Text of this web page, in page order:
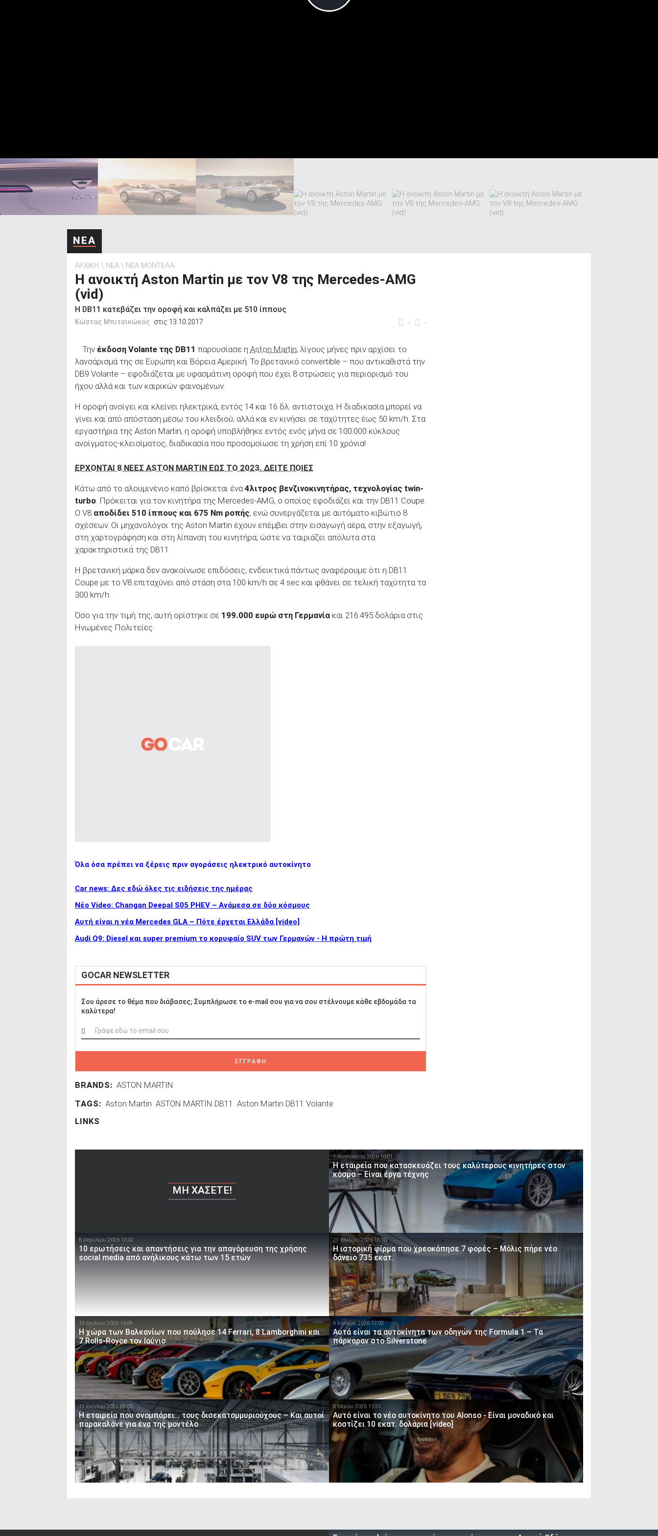
Επιχειρήσεις
ΑΝΑΖΗΤΗΣΗ
ΝΕΑ
ΑΡΧΙΚΗ ΝΕΑ ΝΕΑ ΜΟΝΤΕΛΑ
Η ανοικτή Aston Martin με τον V8 της Mercedes-AMG
(vid)
H DB11 κατεβάζει την οροφή και καλπάζει με 510 ίππους
- -
Κώστας Μπιτσικώκος στις 13.10.2017
Την έκδοση Volante της DB11 παρουσίασε η Aston Martin, λίγους μήνες πριν αρχίσει το
λανσάρισμά της σε Ευρώπη και Βόρεια Αμερική. Το βρετανικό convertible – που αντικαθιστά την
DB9 Volante – εφοδιάζεται με υφασμάτινη οροφή που έχει 8 στρώσεις για περιορισμό του
ήχου αλλά και των καιρικών φαινομένων.
Η οροφή ανοίγει και κλείνει ηλεκτρικά, εντός 14 και 16 δλ. αντίστοιχα. Η διαδικασία μπορεί να
γίνει και από απόσταση μέσω του κλειδιού, αλλά και εν κινήσει σε ταχύτητες έως 50 km/h. Στα
εργαστήρια της Aston Martin, η οροφή υποβλήθηκε εντός ενός μήνα σε 100.000 κύκλους
ανοίγματος-κλεισίματος, διαδικασία που προσομοίωσε τη χρήση επί 10 χρόνια!
EΡΧΟΝΤΑΙ 8 ΝΕΕΣ ASTON MARTIN ΕΩΣ ΤΟ 2023. ΔΕΙΤΕ ΠΟΙΕΣ
Κάτω από το αλουμινένιο καπό βρίσκεται ένα4λιτρος βενζινοκινητήρας, τεχνολογίας twin-
turbo. Πρόκειται για τον κινητήρα της Mercedes-AMG, ο οποίος εφοδιάζει και την DB11 Coupe.
Ο V8 αποδίδει 510 ίππους και 675 Nm ροπής, ενώ συνεργάζεται με αυτόματο κιβώτιο 8
σχέσεων. Οι μηχανολόγοι της Aston Martin έχουν επέμβει στην εισαγωγή αέρα, στην εξαγωγή,
στη χαρτογράφηση και στη λίπανση του κινητήρα, ώστε να ταιριάζει απόλυτα στα
χαρακτηριστικά της DB11.
Η βρετανική μάρκα δεν ανακοίνωσε επιδόσεις, ενδεικτικά πάντως αναφέρουμε ότι η DB11
Coupe με το V8 επιταχύνει από στάση στα 100 km/h σε 4 sec και φθάνει σε τελική ταχύτητα τα
300 km/h.
Όσο για την τιμή της, αυτή ορίστηκε σε 199.000 ευρώ στη Γερμανία και 216.495 δολάρια στις
Ηνωμένες Πολιτείες.
Όλα όσα πρέπει να ξέρεις πριν αγοράσεις ηλεκτρικό αυτοκίνητο
Car news: Δες εδώ όλες τις ειδήσεις της ημέρας
Νέο Video: Changan Deepal S05 PHEV – Ανάμεσα σε δύο κόσμους
Αυτή είναι η νέα Mercedes GLA – Πότε έρχεται Ελλάδα [video]
Audi Q9: Diesel και super premium το κορυφαίο SUV των Γερμανών - Η πρώτη τιμή
GOCAR NEWSLETTER
Σου άρεσε το θέμα που διάβασες; Συμπλήρωσε το e-mail σου για να σου στέλνουμε κάθε εβδομάδα τα
καλύτερα!
ΕΓΓΡΑΦΗ
BRANDS: ASTON MARTIN
TAGS: Aston Martin ASTON MARTIN DB11 Aston Martin DB11 Volante
LINKS
ΜΗ ΧΆΣΕΤΕ!
1 Αυγούστου 2026 10:01
Η εταιρεία που κατασκευάζει τους καλύτερους κινητήρες στον
κόσμο – Είναι έργα τέχνης
8 Απριλίου 2026 13:42
10 ερωτήσεις και απαντήσεις για την απαγόρευση της χρήσης
social media από ανήλικους κάτω των 15 ετών
23 Ιουλίου 2026 18:10
Η ιστορική φίρμα που χρεοκόπησε 7 φορές – Μόλις πήρε νέο
δάνειο 735 εκατ.
13 Ιουλίου 2026 16:09
Η χώρα των Βαλκανίων που πούλησε 14 Ferrari, 8 Lamborghini και
7 Rolls-Royce τον Ιούνιο
6 Ιουλίου 2026 12:03
Αυτά είναι τα αυτοκίνητα των οδηγών της Formula 1 – Τα
πάρκαραν στο Silverstone
11 Ιουνίου 2026 09:00
Η εταιρεία που σνομπάρει… τους δισεκατομμυριούχους – Και αυτοί
παρακαλάνε για ένα της μοντέλο
8 Μαίου 2026 15:51
Αυτό είναι το νέο αυτοκίνητο του Alonso - Είναι μοναδικό και
κοστίζει 10 εκατ. δολάρια [video]